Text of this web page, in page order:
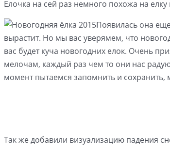
Елочка на сей раз немного похожа на елку
Появилась она
вырастит. Но мы вас уверямем, что
вас будет куча новогодних елок. Очень
мелочам, каждый раз чем то они нас
момент пытаемся запомнить и сохранить,
Так же добавили визуализацию падения